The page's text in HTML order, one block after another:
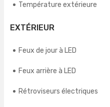
Température extérieure
EXTÉRIEUR
Feux de jour à LED
Feux arrière à LED
Rétroviseurs électriques